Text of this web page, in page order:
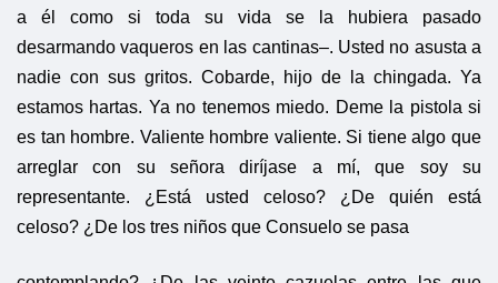
a él como si toda su vida se la hubiera pasado
desarmando vaqueros en las cantinas–. Usted no asusta a
nadie con sus gritos. Cobarde, hijo de la chingada. Ya
estamos hartas. Ya no tenemos miedo. Deme la pistola si
es tan hombre. Valiente hombre valiente. Si tiene algo que
arreglar con su señora diríjase a mí, que soy su
representante. ¿Está usted celoso? ¿De quién está
celoso? ¿De los tres niños que Consuelo se pasa